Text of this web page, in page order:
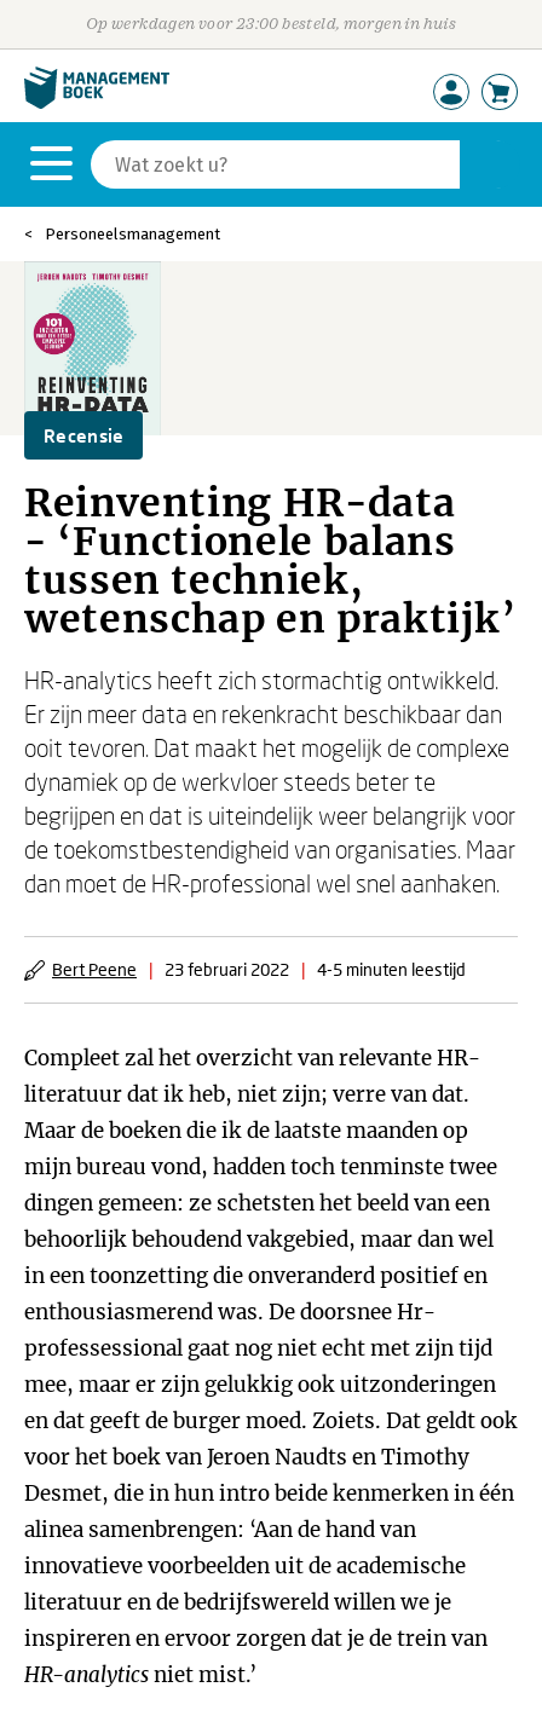
Op werkdagen voor 23:00 besteld, morgen in huis
Personeelsmanagement
Recensie
Reinventing HR-data
- ‘Functionele balans
tussen techniek,
wetenschap en praktijk’
HR-analytics heeft zich stormachtig ontwikkeld.
Er zijn meer data en rekenkracht beschikbaar dan
ooit tevoren. Dat maakt het mogelijk de complexe
dynamiek op de werkvloer steeds beter te
begrijpen en dat is uiteindelijk weer belangrijk voor
de toekomstbestendigheid van organisaties. Maar
dan moet de HR-professional wel snel aanhaken.
Bert Peene | 23 februari 2022 | 4-5 minuten leestijd
Compleet zal het overzicht van relevante HR-
literatuur dat ik heb, niet zijn; verre van dat.
Maar de boeken die ik de laatste maanden op
mijn bureau vond, hadden toch tenminste twee
dingen gemeen: ze schetsten het beeld van een
behoorlijk behoudend vakgebied, maar dan wel
in een toonzetting die onveranderd positief en
enthousiasmerend was. De doorsnee Hr-
professessional gaat nog niet echt met zijn tijd
mee, maar er zijn gelukkig ook uitzonderingen
en dat geeft de burger moed. Zoiets. Dat geldt ook
voor het boek van Jeroen Naudts en Timothy
Desmet, die in hun intro beide kenmerken in één
alinea samenbrengen: ‘Aan de hand van
innovatieve voorbeelden uit de academische
literatuur en de bedrijfswereld willen we je
inspireren en ervoor zorgen dat je de trein van
HR-analyticsniet mist.’